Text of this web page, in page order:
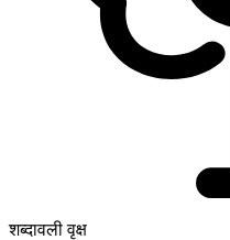
शब्दावली वृक्ष